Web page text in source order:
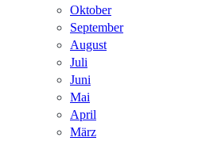
Oktober
September
August
Juli
Juni
Mai
April
März